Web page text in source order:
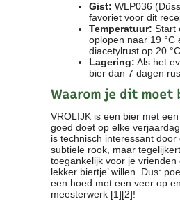
Gist: WLP036
favoriet voor dit
Temperatuur: Start
oplopen naar 19 °C
diacetylrust op 20 °C.
Lagering: Als het
bier dan 7 dagen
Waarom je dit moet
VROLIJK is een bier met
goed doet op elke
is technisch interessant
subtiele rook, maar
toegankelijk voor je vrienden
lekker biertje’ willen. Dus:
een hoed met een veer op
meesterwerk [1][2]!